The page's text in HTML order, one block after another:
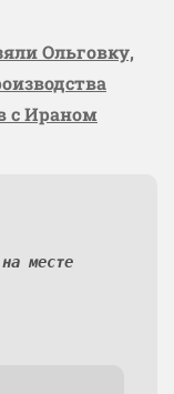
Ольговку,
с Ираном
месте